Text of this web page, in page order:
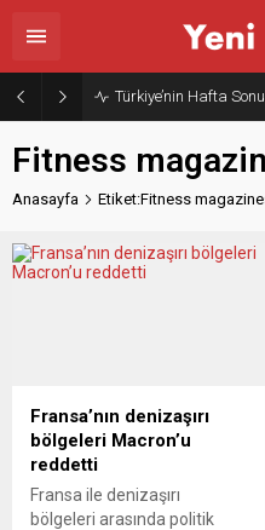
Türkiye’nin Hafta
Fitness
Anasayfa Etiket:Fitness
Fransa’nın denizaşırı
bölgeleri Macron’u
reddetti
Fransa ile denizaşırı
bölgeleri arasında politik